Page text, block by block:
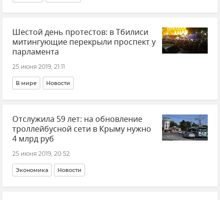
Шестой день протестов: в Тбилиси
митингующие перекрыли проспект у
парламента
25 июня 2019, 21:11
В мире Новости
Отслужила 59 лет: на обновление
троллейбусной сети в Крыму нужно
4 млрд руб
25 июня 2019, 20:52
Экономика Новости